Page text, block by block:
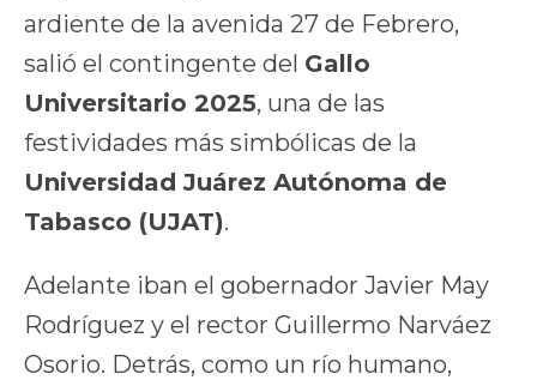
ardiente de la avenida 27 de Febrero,
salió el contingente del Gallo
Universitario 2025, una de las
festividades más simbólicas de la
Universidad Juárez Autónoma de
Tabasco (UJAT).
Adelante iban el gobernador Javier May
Rodríguez y el rector Guillermo Narváez
Osorio. Detrás, como un río humano,